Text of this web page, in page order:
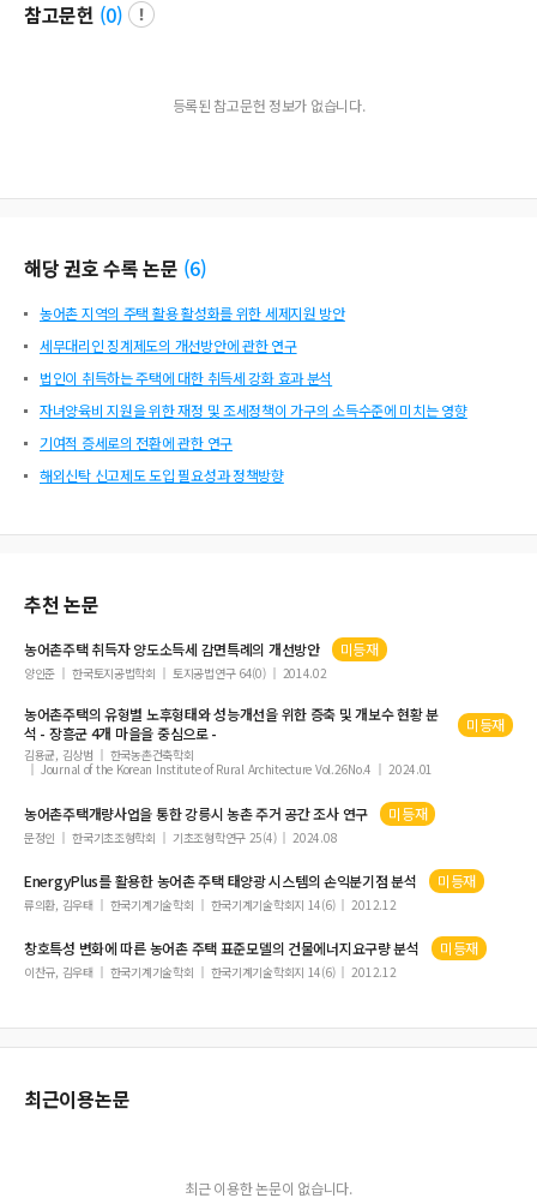
참고문헌 (0)
등록된 참고문헌 정보가 없습니다.
해당 권호 수록 논문 (6)
농어촌 지역의 주택 활용 활성화를 위한 세제지원 방안
세무대리인 징계제도의 개선방안에 관한 연구
법인이 취득하는 주택에 대한 취득세 강화 효과 분석
자녀양육비 지원을 위한 재정 및 조세정책이 가구의 소득수준에 미치는 영향
기여적 증세로의 전환에 관한 연구
해외신탁 신고제도 도입 필요성과 정책방향
추천 논문
농어촌주택취득자 양도소득세 감면특례의 개선방안 미등재
양인준 한국토지공법학회 토지공법연구 64(0) 2014.02
농어촌주택의 유형별 노후형태와 성능개선을 위한 증축 및 개보수 현황 분
석 - 장흥군 4개 마을을 중심으로 -
미등재
김용균, 김상범
한국농촌건축학회
Journal of the Korean Institute of Rural Architecture Vol.26No.4
2024.01
농어촌주택개량사업을 통한 강릉시 농촌 주거 공간 조사 연구 미등재
문정인 한국기초조형학회 기초조형학연구 25(4) 2024.08
EnergyPlus를 활용한농어촌주택태양광 시스템의 손익분기점 분석 미등재
류의환, 김우태 한국기계기술학회 한국기계기술학회지 14(6) 2012.12
창호특성 변화에 따른농어촌주택표준모델의 건물에너지요구량 분석 미등재
이찬규, 김우태 한국기계기술학회 한국기계기술학회지 14(6) 2012.12
최근이용논문
최근 이용한 논문이 없습니다.